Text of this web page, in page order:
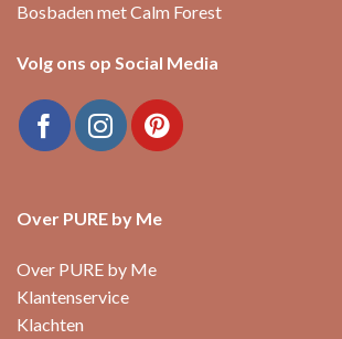
Bosbaden met Calm Forest
Volg ons op Social Media
Over PURE by Me
Over PURE by Me
Klantenservice
Klachten